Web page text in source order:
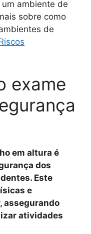
ambiente de
sobre como
de
exame
em altura é
dos
Este
e
assegurando
atividades